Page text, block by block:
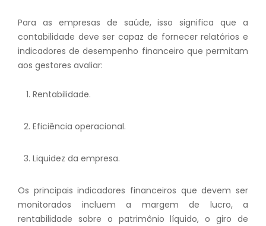
Para as empresas de saúde, isso significa que a
contabilidade deve ser capaz de fornecer relatórios e
indicadores de desempenho financeiro que permitam
aos gestores avaliar:
Rentabilidade.
Eficiência operacional.
Liquidez da empresa.
Os principais indicadores financeiros que devem ser
monitorados incluem a margem de lucro, a
rentabilidade sobre o patrimônio líquido, o giro de